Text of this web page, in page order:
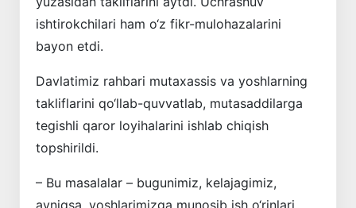
ishtirokchilari ham o‘z fikr-mulohazalarini
bayon etdi.
Davlatimiz rahbari mutaxassis va yoshlarning
takliflarini qo‘llab-quvvatlab, mutasaddilarga
tegishli qaror loyihalarini ishlab chiqish
topshirildi.
– Bu masalalar – bugunimiz, kelajagimiz,